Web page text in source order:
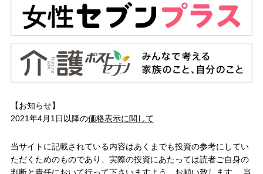
【お知らせ】
2021年4月1日以降の価格表示に関して
当サイトに記載されている内容はあくまでも投資の参考にしてい
ただくためのものであり、実際の投資にあたっては読者ご自身の